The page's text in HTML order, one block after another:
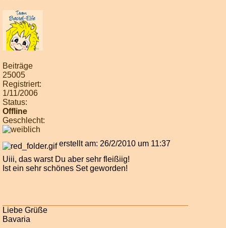
Beiträge
25005
Registriert:
1/11/2006
Status:
Offline
Geschlecht:
erstellt am: 26/2/2010 um 11:37
Uiii, das warst Du aber sehr fleißiig!
Ist ein sehr schönes Set geworden!
Liebe Grüße
Bavaria